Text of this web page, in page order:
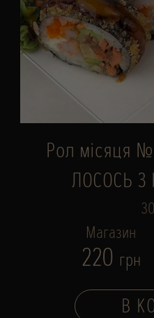
Рол місяця
ЛОСОСЬ З
Магазин
220 грн
В